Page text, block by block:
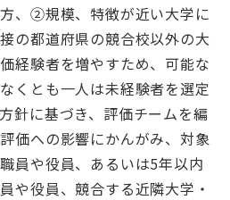
、②規模、特徴が近い大学に
の都道府県の競合校以外の大
経験者を増やすため、可能な
くとも一人は未経験者を選定
針に基づき、評価チームを編
価への影響にかんがみ、対象
員や役員、あるいは5年以内
や役員、競合する近隣大学・